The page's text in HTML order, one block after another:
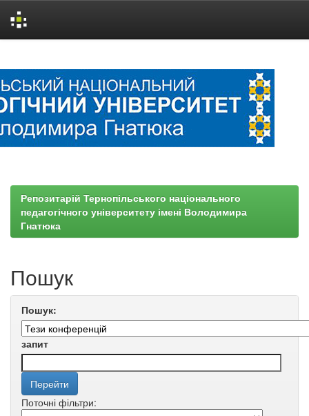
Репозитарій Тернопільського національного
педагогічного університету імені Володимира
Гнатюка
Пошук
Пошук:
запит
Поточні фільтри: